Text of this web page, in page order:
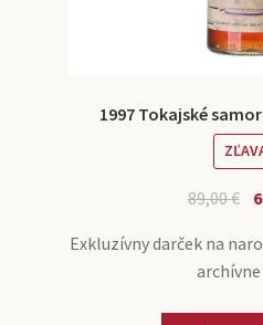
1997 Tokajské
89,00€
Exkluzívny darček na